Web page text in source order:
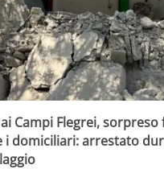
Campi Flegrei, sorpreso
i domiciliari: arrestato